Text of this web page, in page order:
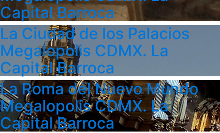
Capital Barroca
La Ciudad de los Palacios
Megalopolis CDMX. La
Capital Barroca
La Roma del Nuevo Mundo
Megalopolis CDMX. La
Capital Barroca